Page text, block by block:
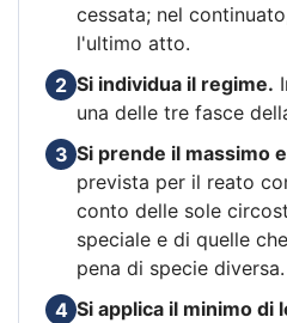
cessata; nel
l'ultimo atto.
2 Si individua il regime.
una delle tre fasce
3 Si prende il massimo
prevista per il reato
conto delle sole
speciale e di quelle
pena di specie diversa.
4 Si applica il minimo di